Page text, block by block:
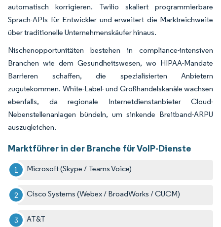
automatisch korrigieren. Twilio skaliert programmierbare
Sprach-APIs für Entwickler und erweitert die Marktreichweite
über traditionelle Unternehmenskäufer hinaus.
Nischenopportunitäten bestehen in compliance-intensiven
Branchen wie dem Gesundheitswesen, wo HIPAA-Mandate
Barrieren schaffen, die spezialisierten Anbietern
zugutekommen. White-Label- und Großhandelskanäle wachsen
ebenfalls, da regionale Internetdienstanbieter Cloud-
Nebenstellenanlagen bündeln, um sinkende Breitband-ARPU
auszugleichen.
Marktführer in der Branche für VoIP-Dienste
Microsoft (Skype / Teams Voice)
Cisco Systems (Webex / BroadWorks / CUCM)
AT&T